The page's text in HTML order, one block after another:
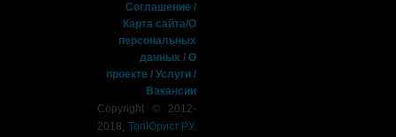
Соглашение /
Карта сайта/О
персональных
данных /О
проекте /Услуги /
Вакансии
Copyright © 2012-
2018,ТопЮрист.РУ.